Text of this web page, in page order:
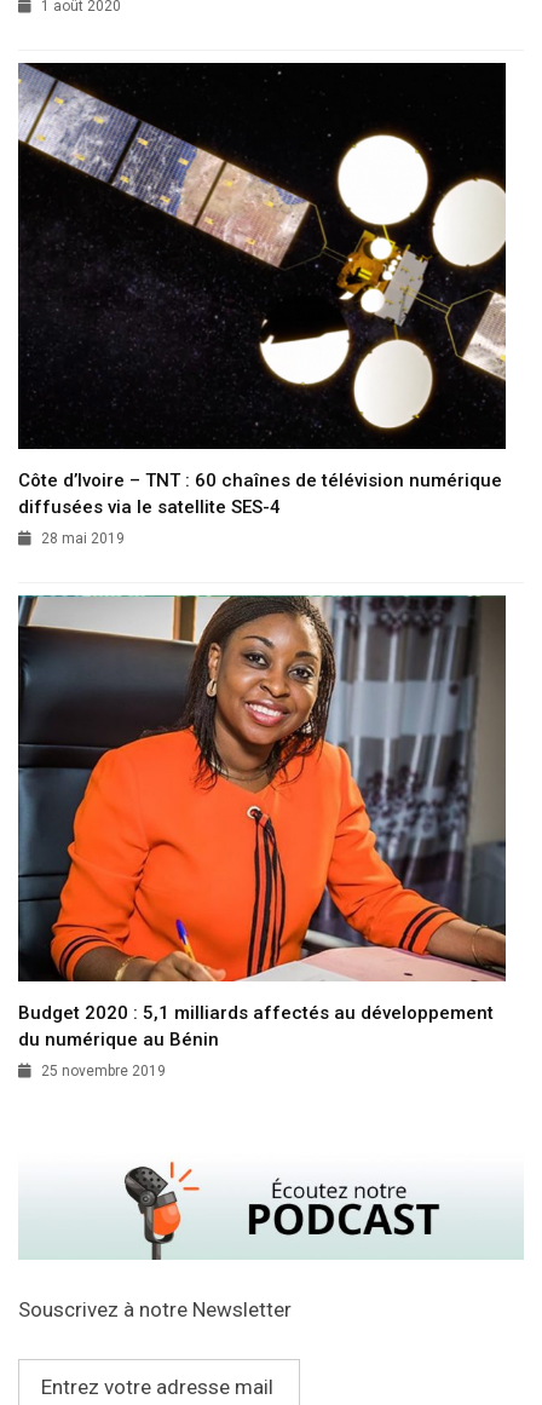
1 août 2020
Côte d’Ivoire – TNT : 60 chaînes de télévision numérique
diffusées via le satellite SES-4
28 mai 2019
Budget 2020 : 5,1 milliards affectés au développement
du numérique au Bénin
25 novembre 2019
Souscrivez à notre Newsletter